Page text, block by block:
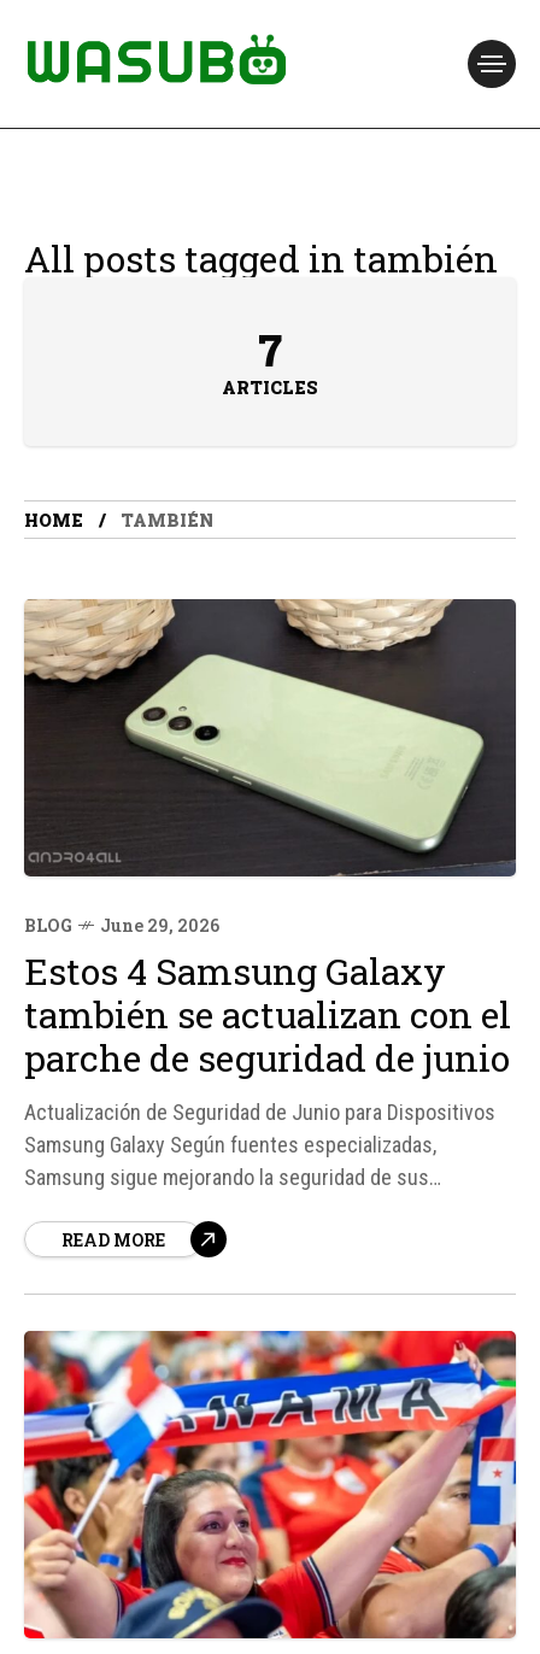
All posts tagged in también
7
ARTICLES
HOME TAMBIÉN
BLOG June 29, 2026
Estos 4 Samsung Galaxy
también se actualizan con el
parche de seguridad de junio
Actualización de Seguridad de Junio para Dispositivos
Samsung Galaxy Según fuentes especializadas,
Samsung sigue mejorando la seguridad de sus
ya ha llegado a varios modelos de la serie Galaxy. Esto
READ MORE